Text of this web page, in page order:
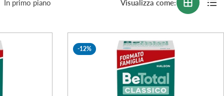
Visualizza come:
-12%